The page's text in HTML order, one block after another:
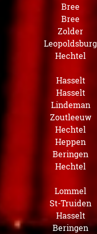
Bree
Bree
Zolder
Leopoldsburg
Hechtel
Hasselt
Hasselt
Lindeman
Zoutleeuw
Hechtel
Heppen
Beringen
Hechtel
Lommel
St-Truiden
Hasselt
Beringen